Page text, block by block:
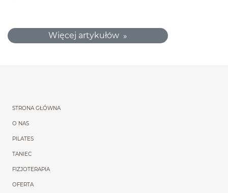
Więcej artykułów
Menu główne
STRONA GŁÓWNA
O NAS
PILATES
TANIEC
FIZJOTERAPIA
OFERTA